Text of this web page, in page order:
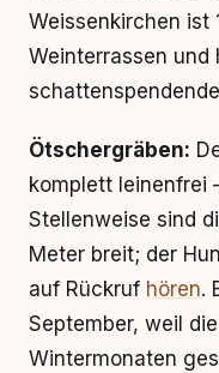
Weissenkirchen ist
Weinterrassen und
Ötschergräben:
komplett leinenfrei
Stellenweise sind
Meter breit; der
auf Rückruf hören.
September, weil
Wintermonaten